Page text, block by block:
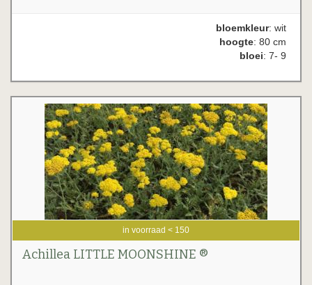
bloemkleur: wit
hoogte: 80 cm
bloei: 7- 9
in voorraad < 150
Achillea LITTLE MOONSHINE ®